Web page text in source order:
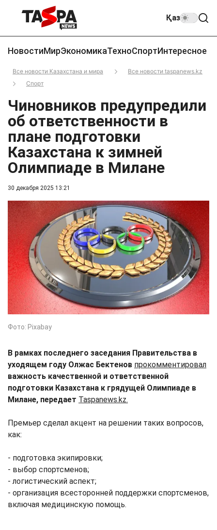
Қаз
НовостиМирЭкономикаТехноСпортИнтересное
Все новости Казахстана и мира
Все новости taspanews.kz
Спорт
30 декабря 2025 13:21
Чиновников предупредили
об ответственности в
плане подготовки
Казахстана к зимней
Олимпиаде в Милане
Фото: Pixabay
В рамках последнего заседания Правительства в
уходящем году Олжас Бектенов прокомментировал
важность качественной и ответственной
подготовки Казахстана к грядущей Олимпиаде в
Милане, передает Taspanews.kz.
Премьер сделал акцент на решении таких вопросов,
как:
- подготовка экипировки;
- выбор спортсменов;
- логистический аспект;
- организация всесторонней поддержки спортсменов,
включая медицинскую помощь.